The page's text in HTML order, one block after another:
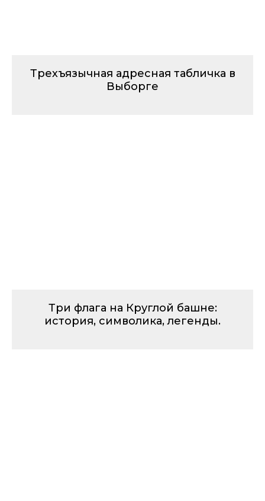
Трехъязычная адресная табличка в
Выборге
Три флага на Круглой башне:
история, символика, легенды.